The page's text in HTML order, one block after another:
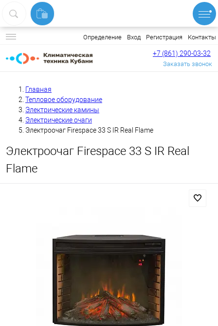
Определение Вход Регистрация Контакты
+7 (861) 290-03-32
Заказать звонок
Главная
Тепловое оборудование
Электрические камины
Электрические очаги
Электроочаг Firespace 33 S IR Real Flame
Электроочаг Firespace 33 S IR Real
Flame